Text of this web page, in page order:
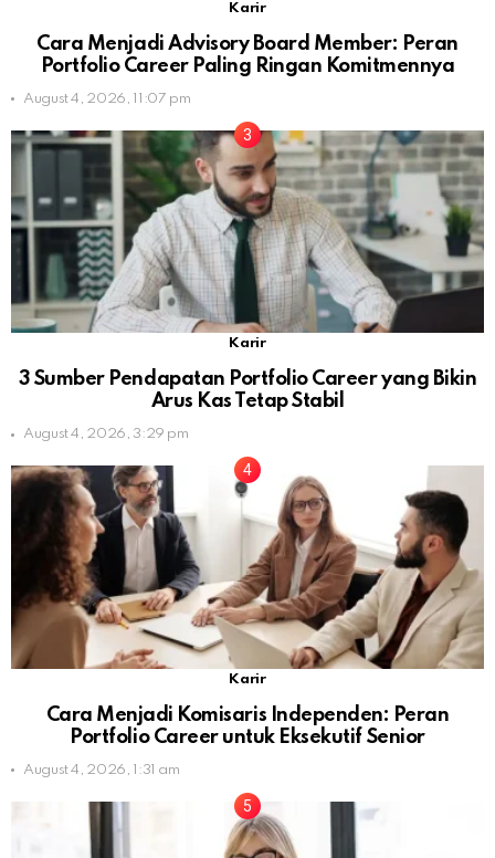
Karir
Cara Menjadi Advisory Board Member: Peran
Portfolio Career Paling Ringan Komitmennya
August 4, 2026, 11:07 pm
Karir
3 Sumber Pendapatan Portfolio Career yang Bikin
Arus Kas Tetap Stabil
August 4, 2026, 3:29 pm
Karir
Cara Menjadi Komisaris Independen: Peran
Portfolio Career untuk Eksekutif Senior
August 4, 2026, 1:31 am